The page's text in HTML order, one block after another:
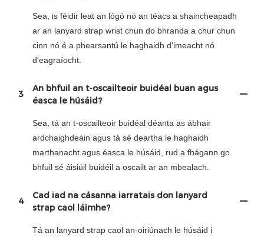
Sea, is féidir leat an lógó nó an téacs a shaincheapadh
ar an lanyard strap wrist chun do bhranda a chur chun
cinn nó é a phearsantú le haghaidh d'imeacht nó
d'eagraíocht.
3
An bhfuil an t-oscailteoir buidéal buan agus
éasca le húsáid?
Sea, tá an t-oscailteoir buidéal déanta as ábhair
ardchaighdeáin agus tá sé deartha le haghaidh
marthanacht agus éasca le húsáid, rud a fhágann go
bhfuil sé áisiúil buidéil a oscailt ar an mbealach.
4
Cad iad na cásanna iarratais don lanyard
strap caol láimhe?
Tá an lanyard strap caol an-oiriúnach le húsáid i